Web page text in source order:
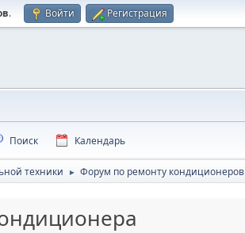
. Войти Регистрация
Поиск Календарь
техники ► Форум по ремонту кондиционеров